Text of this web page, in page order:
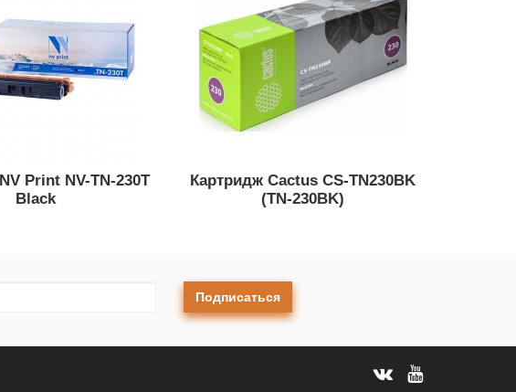
Print NV-TN-230T
Black
Картридж Cactus CS-TN230BK
(TN-230BK)
Подписаться